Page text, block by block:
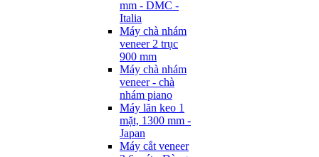
mm - DMC -
Italia
Máy chà nhám
veneer 2 trục
900 mm
Máy chà nhám
veneer - chà
nhám piano
Máy lăn keo 1
mặt, 1300 mm -
Japan
Máy cắt veneer